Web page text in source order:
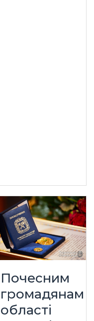
Почесним
громадянам
області